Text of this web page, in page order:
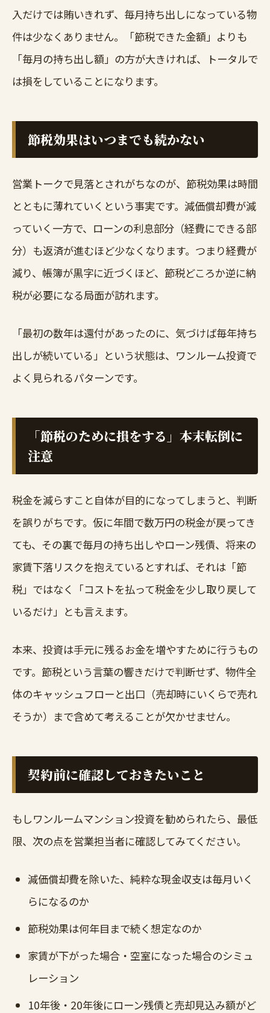
入だけでは賄いきれず、毎月持ち出しになっている物
件は少なくありません。「節税できた金額」よりも
「毎月の持ち出し額」の方が大きければ、トータルで
は損をしていることになります。
節税効果はいつまでも続かない
営業トークで見落とされがちなのが、節税効果は時間
とともに薄れていくという事実です。減価償却費が減
っていく一方で、ローンの利息部分（経費にできる部
分）も返済が進むほど少なくなります。つまり経費が
減り、帳簿が黒字に近づくほど、節税どころか逆に納
税が必要になる局面が訪れます。
「最初の数年は還付があったのに、気づけば毎年持ち
出しが続いている」という状態は、ワンルーム投資で
よく見られるパターンです。
「節税のために損をする」本末転倒に
注意
税金を減らすこと自体が目的になってしまうと、判断
を誤りがちです。仮に年間で数万円の税金が戻ってき
ても、その裏で毎月の持ち出しやローン残債、将来の
家賃下落リスクを抱えているとすれば、それは「節
税」ではなく「コストを払って税金を少し取り戻して
いるだけ」とも言えます。
本来、投資は手元に残るお金を増やすために行うもの
です。節税という言葉の響きだけで判断せず、物件全
体のキャッシュフローと出口（売却時にいくらで売れ
そうか）まで含めて考えることが欠かせません。
契約前に確認しておきたいこと
もしワンルームマンション投資を勧められたら、最低
限、次の点を営業担当者に確認してみてください。
減価償却費を除いた、純粋な現金収支は毎月いく
らになるのか
節税効果は何年目まで続く想定なのか
家賃が下がった場合・空室になった場合のシミュ
レーション
10年後・20年後にローン残債と売却見込み額がど